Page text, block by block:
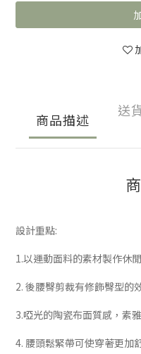
商品描述
送
設計重點:
1.以運動面料的素材製作休
2. 後腰臀剪裁有修飾臀型的
3.啞光的陶瓷布面質感，素
4. 腰頭鬆緊帶可使穿著更加